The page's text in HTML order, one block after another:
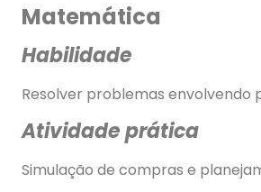
Matemática
Habilidade
Resolver problemas envolvendo
Atividade prática
Simulação de compras e